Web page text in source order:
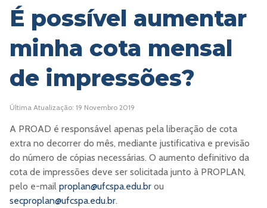
É possível aumentar
minha cota mensal
de impressões?
Última Atualização: 19 Novembro 2019
A PROAD é responsável apenas pela liberação de cota
extra no decorrer do mês, mediante justificativa e previsão
do número de cópias necessárias. O aumento definitivo da
cota de impressões deve ser solicitada junto à PROPLAN,
pelo e-mail proplan@ufcspa.edu.br ou
secproplan@ufcspa.edu.br.